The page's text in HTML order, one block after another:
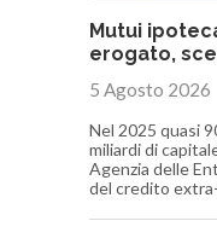
Mutui
erogato,
5 Agosto 2026
Nel 2025 quasi
miliardi di
Agenzia delle
del credito